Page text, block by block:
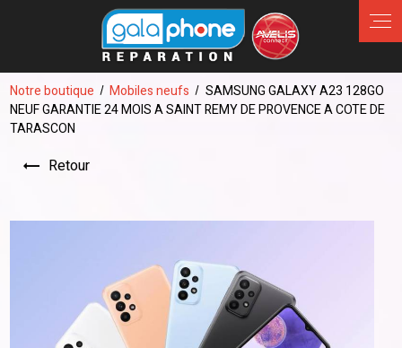
Notre boutique Mobiles neufs
SAMSUNG GALAXY A23 128GO
NEUF GARANTIE 24 MOIS A SAINT REMY DE PROVENCE A COTE DE
TARASCON
Retour
Panneau de gestion des cookies